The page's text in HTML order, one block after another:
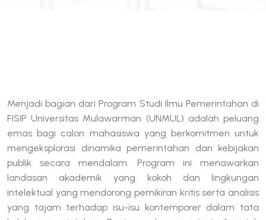
Menjadi bagian dari Program Studi Ilmu Pemerintahan di
FISIP Universitas Mulawarman (UNMUL) adalah peluang
emas bagi calon mahasiswa yang berkomitmen untuk
mengeksplorasi dinamika pemerintahan dan kebijakan
publik secara mendalam. Program ini menawarkan
landasan akademik yang kokoh dan lingkungan
intelektual yang mendorong pemikiran kritis serta analisis
yang tajam terhadap isu-isu kontemporer dalam tata